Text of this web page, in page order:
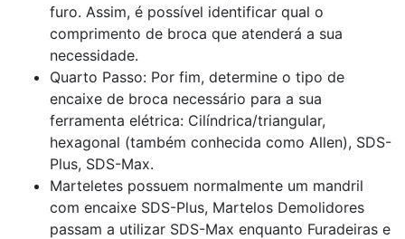
furo. Assim, é possível identificar qual o
comprimento de broca que atenderá a sua
necessidade.
Quarto Passo: Por fim, determine o tipo de
encaixe de broca necessário para a sua
ferramenta elétrica: Cilíndrica/triangular,
hexagonal (também conhecida como Allen), SDS-
Plus, SDS-Max.
Marteletes possuem normalmente um mandril
com encaixe SDS-Plus, Martelos Demolidores
passam a utilizar SDS-Max enquanto Furadeiras e